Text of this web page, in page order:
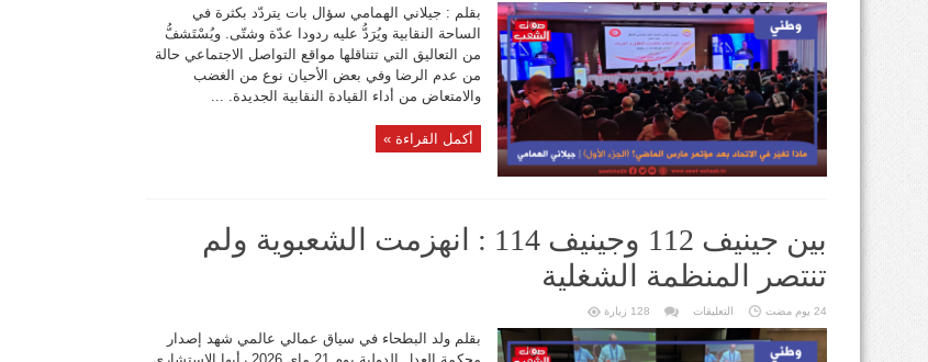
تغيّر
في
الاتّحاد
بعد
مؤتمر
مارس
الماضي؟
(الجزء
الأوّل)
مغلقة
بقلم : جيلاني الهمامي سؤال بات يتردّد بكثرة في
الساحة النقابية ويُرَدُّ عليه ردودا عدّة وشتّى. ويُسْتَشفُّ
من التعاليق التي تتناقلها مواقع التواصل الاجتماعي حالة
من عدم الرضا وفي بعض الأحيان نوع من الغضب
والامتعاض من أداء القيادة النقابية الجديدة. ...
أكمل القراءة »
بين جينيف 112 وجينيف 114 : انهزمت الشعبوية ولم
تنتصر المنظمة الشغلية
24 يوم مضت التعليقات على
112
وجينيف
128 زيارة
بقلم ولد البطحاء في سياق عمالي عالمي شهد إصدار